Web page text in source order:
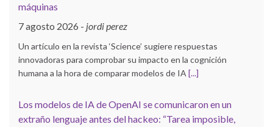
máquinas
7 agosto 2026 - jordi perez
Un artículo en la revista ‘Science’ sugiere respuestas
innovadoras para comprobar su impacto en la cognición
humana a la hora de comparar modelos de IA [...]
Los modelos de IA de OpenAI se comunicaron en un
extraño lenguaje antes del hackeo: “Tarea imposible,